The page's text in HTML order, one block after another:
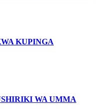
KUPINGA
WA UMMA